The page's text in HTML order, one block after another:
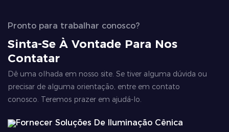
Pronto para trabalhar conosco?
Sinta-Se À Vontade Para Nos
Contatar
Dê uma olhada em nosso site. Se tiver alguma dúvida ou
precisar de alguma orientação, entre em contato
conosco. Teremos prazer em ajudá-lo.
Fornecer Soluções De Iluminação Cênica